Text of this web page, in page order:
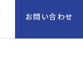
お問い合わせ